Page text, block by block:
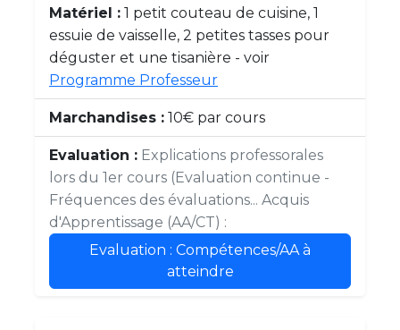
Matériel : 1 petit couteau de cuisine, 1
essuie de vaisselle, 2 petites tasses pour
déguster et une tisanière - voir
Programme Professeur
Marchandises : 10€ par cours
Evaluation : Explications professorales
lors du 1er cours (Evaluation continue -
Fréquences des évaluations... Acquis
d'Apprentissage (AA/CT) :
Evaluation : Compétences/AA à
atteindre